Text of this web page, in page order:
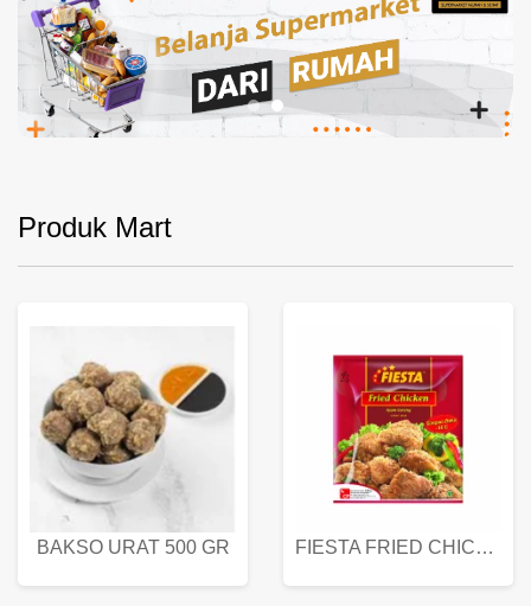
Produk Mart
BAKSO URAT 500 GR FIESTA FRIED CHICKEN 500 GR